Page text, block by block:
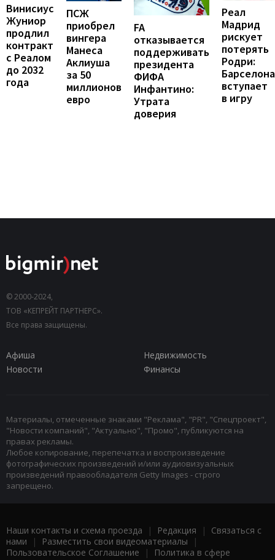
Винисиус
Жуниор
продлил
контракт
с Реалом
до 2032
года
ПСЖ
приобрел
вингера
Манеса
Аклиуша
за 50
миллионов
евро
FA
отказывается
поддерживать
президента
ФИФА
Инфантино:
Утрата
доверия
Реал
Мадрид
рискует
потерять
Родри:
Барселона
вступает
в игру
© 2000-2024,
ТОВ «КЕПРЕЙТ ПАРТНЕРС».
Все права защищены.
Афиша
Недвижимость
Новости
Финансы
Материалы, отмеченные знаками "Реклама", "PR", "Спецпроект",
"Новости компаний", "Актуально", "Промо", публикуются на
правах рекламы.
Любое копирование, перепечатка и воспроизведение
фотографических произведений и/или аудиовизуальных
произведений правообладателя Getty Images - строго
запрещено.
Наши контакты и схема проезда | Редакция | Связаться с
нами | Разместить свои видеоматериалы |
Пользовательское Соглашение |
Политика в сфере